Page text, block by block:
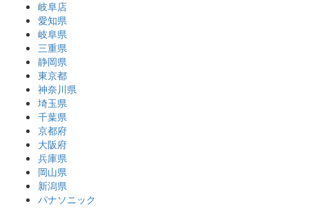
岐阜店
愛知県
岐阜県
三重県
静岡県
東京都
神奈川県
埼玉県
千葉県
京都府
大阪府
兵庫県
岡山県
新潟県
パナソニック